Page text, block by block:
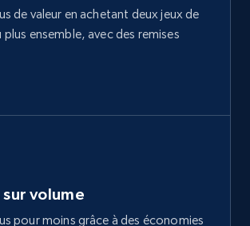
id, Listing inventory id, Title, Rating,
shop, Reviews count item, Initial
de valeur en achetant deux jeux de
ensemble, avec des remises
sur volume
pour moins grâce à des économies